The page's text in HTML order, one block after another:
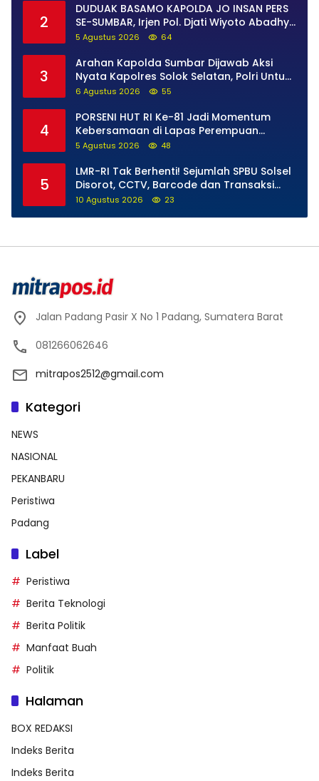
2
DUDUAK BASAMO KAPOLDA JO INSAN PERS
SE-SUMBAR, Irjen Pol. Djati Wiyoto Abadhy
Tegaskan Tak Ada Ruang bagi Pelanggar
5 Agustus 2026 64
3
Arahan Kapolda Sumbar Dijawab Aksi
Nyata Kapolres Solok Selatan, Polri Untuk
Masyarakat Bukan Sekadar Slogan
6 Agustus 2026 55
4
PORSENI HUT RI Ke-81 Jadi Momentum
Kebersamaan di Lapas Perempuan
Padang
5 Agustus 2026 48
5
LMR-RI Tak Berhenti! Sejumlah SPBU Solsel
Disorot, CCTV, Barcode dan Transaksi
BBM Diduga Janggal Diminta Dibongkar
10 Agustus 2026 23
Jalan Padang Pasir X No 1 Padang, Sumatera Barat
081266062646
mitrapos2512@gmail.com
Kategori
NEWS
NASIONAL
PEKANBARU
Peristiwa
Padang
Label
Peristiwa
Berita Teknologi
Berita Politik
Manfaat Buah
Politik
Halaman
BOX REDAKSI
Indeks Berita
Indeks Berita